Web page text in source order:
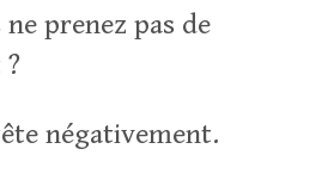
prenez pas de
négativement.